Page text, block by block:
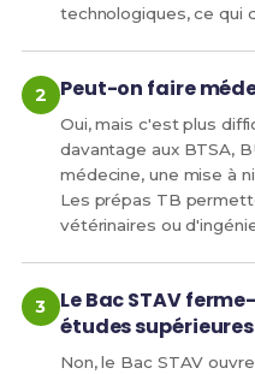
technologiques, ce qui
Peut-on faire
Oui, mais c'est plus
davantage aux BTSA,
médecine, une mise à
Les prépas TB
vétérinaires ou
Le Bac STAV
études supérieures
Non, le Bac STAV